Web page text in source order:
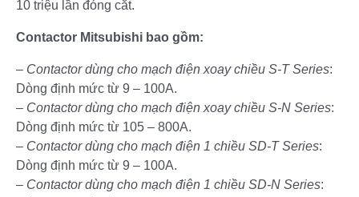
10 triệu lần đóng cắt.
Contactor Mitsubishi bao gồm:
– Contactor dùng cho mạch điện xoay chiều S-T Series:
Dòng định mức từ 9 – 100A.
– Contactor dùng cho mạch điện xoay chiều S-N Series:
Dòng định mức từ 105 – 800A.
– Contactor dùng cho mạch điện 1 chiều SD-T Series:
Dòng định mức từ 9 – 100A.
– Contactor dùng cho mạch điện 1 chiều SD-N Series: